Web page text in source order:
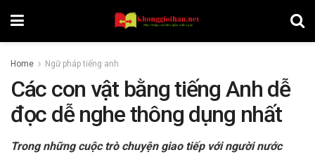
Home Ngữ pháp tiếng anh
Các con vật bằng tiếng Anh dễ
đọc dễ nghe thông dụng nhất
Trong những cuộc trò chuyện giao tiếp với người nước